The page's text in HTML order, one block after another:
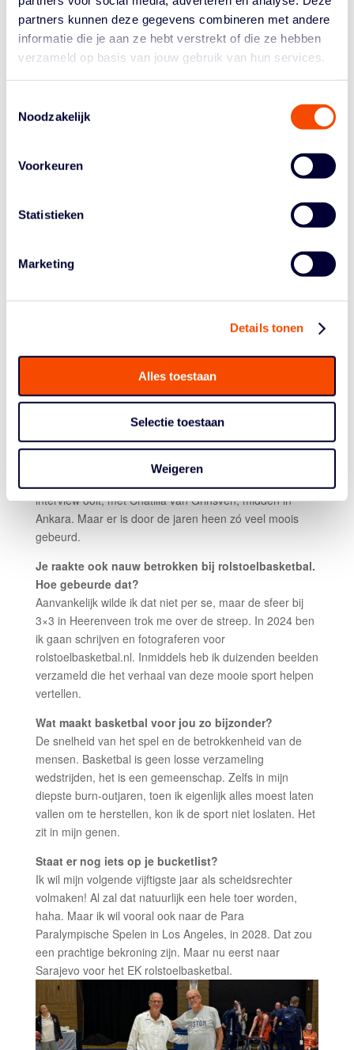
partners kunnen deze gegevens combineren met andere
informatie die je aan ze hebt verstrekt of die ze hebben
verzameld op basis van jouw gebruik van hun services.
Noodzakelijk
Voorkeuren
Statistieken
Marketing
Details tonen
Alles toestaan
Selectie toestaan
Weigeren
eerste stukjes, onder meer over het EK in Turkije. Ik ben
daar eigenlijk gewoon ingerold!
Hier is een uitdaging voor je. Kun je uit elk
decennium waarin je actief was een mooie
In de jaren zeventig was dat mijn allereerste wedstrijd in
van mannen, ik was wat onzeker. Maar ik bleek ook
alleen te zijn, én een partij had maar vier spelers, dus
In de jaren tachtig denk ik aan het EK in Frankrijk van
heen. Nederland werd historisch vierde! Ik zag een
jonge Arvydas Sabonis live in één wedstrijd twee borden
In de jaren negentig gebruikten we mijn bruiloft om geld
Door verhoging van de zaalhuur hadden we een gapend
gat in de begroting en die hebben we met z’n allen
gedicht. Married for Money heette het, met zo’n 500
aanwezigen met vooral basketballers en een lay-up
In de zeroes was ik bij de lancering van basketball.nl
interview ooit, met Chatilla van Grinsven, midden in
Ankara. Maar er is door de jaren heen zó veel moois
gebeurd.
Je raakte ook nauw betrokken bij rolstoelbasketbal.
Hoe gebeurde dat?
Aanvankelijk wilde ik dat niet per se, maar de sfeer bij
3×3 in Heerenveen trok me over de streep. In 2024 ben
ik gaan schrijven en fotograferen voor
rolstoelbasketbal.nl. Inmiddels heb ik duizenden beelden
verzameld die het verhaal van deze mooie sport helpen
vertellen.
Wat maakt basketbal voor jou zo bijzonder?
De snelheid van het spel en de betrokkenheid van de
mensen. Basketbal is geen losse verzameling
wedstrijden, het is een gemeenschap. Zelfs in mijn
diepste burn-outjaren, toen ik eigenlijk alles moest laten
vallen om te herstellen, kon ik de sport niet loslaten. Het
zit in mijn genen.
Staat er nog iets op je bucketlist?
Ik wil mijn volgende vijftigste jaar als scheidsrechter
volmaken! Al zal dat natuurlijk een hele toer worden,
haha. Maar ik wil vooral ook naar de Para
Paralympische Spelen in Los Angeles, in 2028. Dat zou
een prachtige bekroning zijn. Maar nu eerst naar
Sarajevo voor het EK rolstoelbasketbal.